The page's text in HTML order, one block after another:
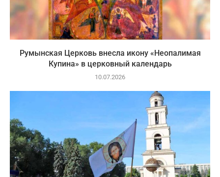
Румынская Церковь внесла икону «Неопалимая
Купина» в церковный календарь
10.07.2026